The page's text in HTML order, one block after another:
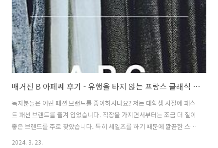
매거진 B 아페쎄 후기 - 유행을 타지 않는 프랑스 클래식 패션 브랜드 APC의 철학
독자분들은 어떤 패션 브랜드를 좋아하시나요? 저는 대학생 시절에 패스
트 패션 브랜드를 즐겨 입었습니다. 직장을 가지면서부터는 조금 더 질이
좋은 브랜드를 주로 찾았습니다. 특히 세일즈를 하기 때문에 깔끔한 스타
일이나 비즈니스 캐주얼 느낌의 브랜드를 선호합니다. 한 번 구매하면 오
2024. 3. 23.